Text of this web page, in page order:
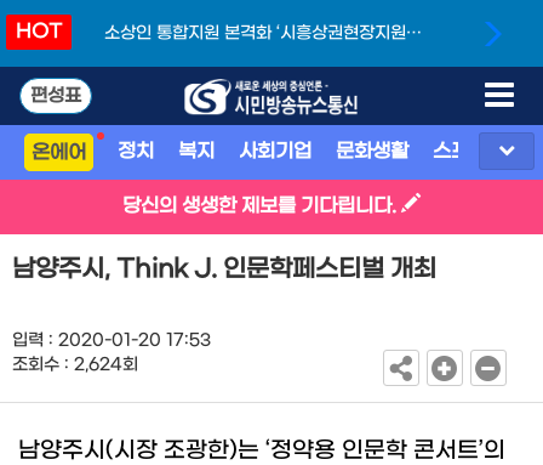
HOT
소상인 통합지원 본격화 ‘시흥상권현장지원단’
편성표
온에어 정치 복지 사회기업 문화생활 스포츠 지
당신의 생생한 제보를 기다립니다.
남양주시, Think J. 인문학페스티벌 개최
입력 : 2020-01-20 17:53
조회수 : 2,624회
남양주시 (시장 조광한)는 ‘정약용 인문학 콘서트’의